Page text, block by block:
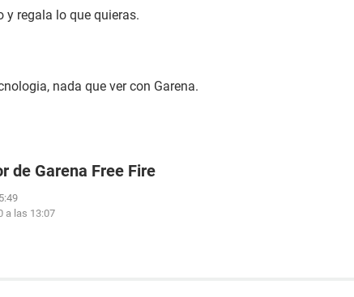
y regala lo que quieras.
nada que ver con Garena.
de Garena Free Fire
a las 13:07